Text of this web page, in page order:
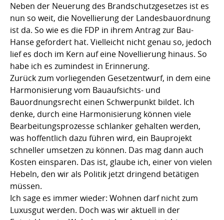
Neben der Neuerung des Brandschutzgesetzes ist es
nun so weit, die Novellierung der Landesbauordnung
ist da. So wie es die FDP in ihrem Antrag zur Bau-
Hanse gefordert hat. Vielleicht nicht genau so, jedoch
lief es doch im Kern auf eine Novellierung hinaus. So
habe ich es zumindest in Erinnerung.
Zurück zum vorliegenden Gesetzentwurf, in dem eine
Harmonisierung vom Bauaufsichts- und
Bauordnungsrecht einen Schwerpunkt bildet. Ich
denke, durch eine Harmonisierung können viele
Bearbeitungsprozesse schlanker gehalten werden,
was hoffentlich dazu führen wird, ein Bauprojekt
schneller umsetzen zu können. Das mag dann auch
Kosten einsparen. Das ist, glaube ich, einer von vielen
Hebeln, den wir als Politik jetzt dringend betätigen
müssen.
Ich sage es immer wieder: Wohnen darf nicht zum
Luxusgut werden. Doch was wir aktuell in der